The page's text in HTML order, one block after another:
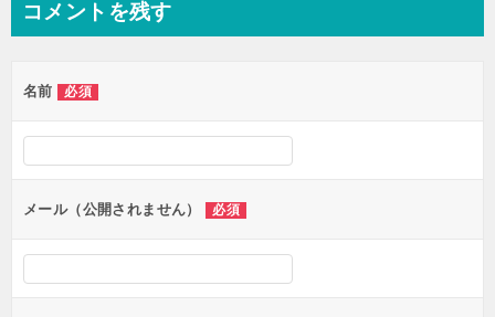
ビ
ー
シ
ョ
ン
コメントを残す
名前 必須
メール（公開されません） 必須